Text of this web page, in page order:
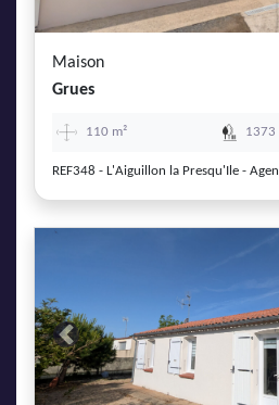
Maison
Grues
110 m² 1373
REF348 - L'Aiguillon la Presqu'Ile -
Previous